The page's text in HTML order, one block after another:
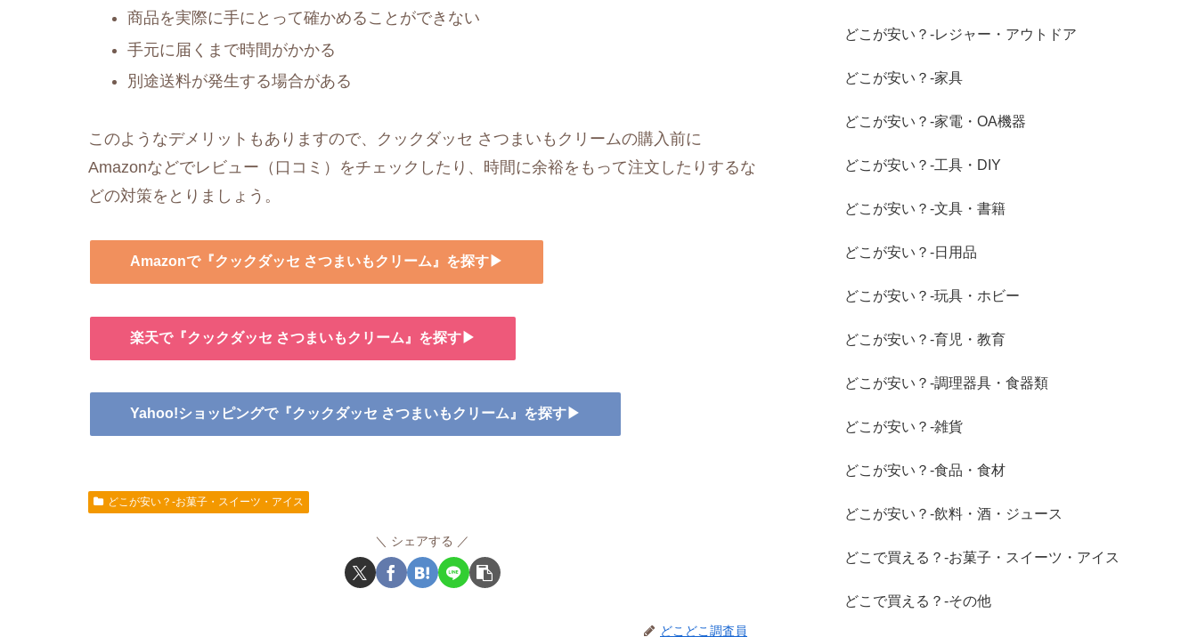
商品を実際に手にとって確かめることができない
手元に届くまで時間がかかる
別途送料が発生する場合がある
このようなデメリットもありますので、クックダッセ さつまいもクリームの購入前に
Amazonなどでレビュー（口コミ）をチェックしたり、時間に余裕をもって注文したりするな
どの対策をとりましょう。
Amazonで『クックダッセ さつまいもクリーム』を探す▶
楽天で『クックダッセ さつまいもクリーム』を探す▶
Yahoo!ショッピングで『クックダッセ さつまいもクリーム』を探す▶
どこが安い？-お菓子・スイーツ・アイス
シェアする
どこどこ調査員
どこが安い？-レジャー・アウトドア
どこが安い？-家具
どこが安い？-家電・OA機器
どこが安い？-工具・DIY
どこが安い？-文具・書籍
どこが安い？-日用品
どこが安い？-玩具・ホビー
どこが安い？-育児・教育
どこが安い？-調理器具・食器類
どこが安い？-雑貨
どこが安い？-食品・食材
どこが安い？-飲料・酒・ジュース
どこで買える？-お菓子・スイーツ・アイス
どこで買える？-その他